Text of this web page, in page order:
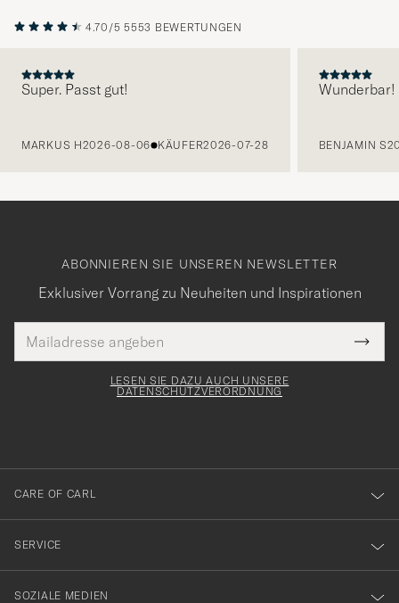
4.70/5 5553 BEWERTUNGEN
Super. Passt gut!
MARKUS H2026-08-06 KÄUFER2026-07-28
Wunderbar!
BENJAMIN S
ABONNIEREN SIE UNSEREN NEWSLETTER
Exklusiver Vorrang zu Neuheiten und Inspirationen
Mail
Adresse
Tack
för
dig
till
vårt
nyhetsbrev!
LESEN SIE DAZU AUCH UNSERE
DATENSCHUTZVERORDNUNG
CARE OF CARL
SERVICE
SOZIALE MEDIEN